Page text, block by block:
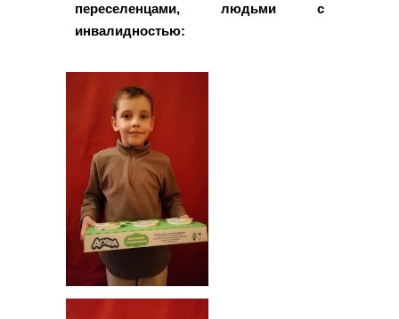
переселенцами, людьми с
инвалидностью: